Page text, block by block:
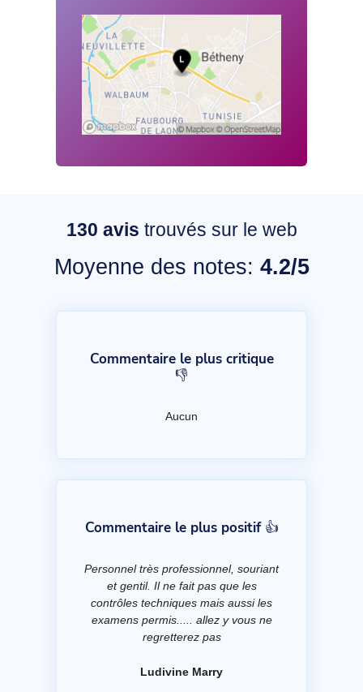
130 avis trouvés sur le web
Moyenne des notes: 4.2/5
Commentaire le plus critique
👎
Aucun
Commentaire le plus positif 👍
Personnel très professionnel, souriant
et gentil. Il ne fait pas que les
contrôles techniques mais aussi les
examens permis..... allez y vous ne
regretterez pas
Ludivine Marry